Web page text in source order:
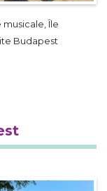
musicale, Île
Budapest